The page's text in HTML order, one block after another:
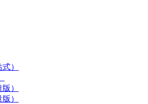
）
）
）